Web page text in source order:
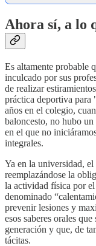
Ahora sí, a lo
Es altamente probable
inculcado por sus
de realizar
práctica deportiva para
años en el colegio,
baloncesto, no hubo
en el que no
integrales.
Ya en la universidad,
reemplazándose la
la actividad física por
denominado
prevenir lesiones y
esos saberes orales
generación y que, de
tácitas.